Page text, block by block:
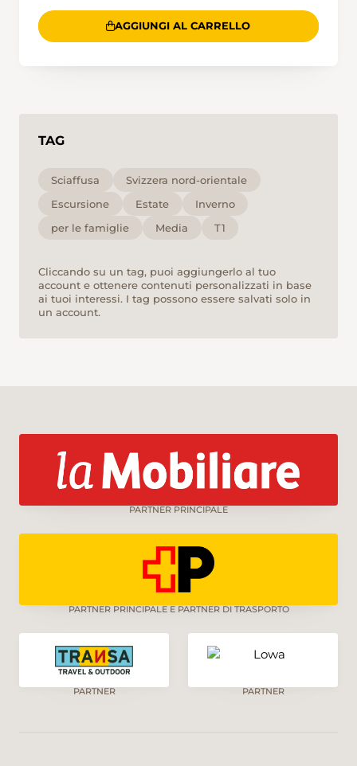
AGGIUNGI AL CARRELLO
TAG
Sciaffusa
Svizzera nord-orientale
Escursione
Estate
Inverno
per le famiglie
Media T1
Cliccando su un tag, puoi aggiungerlo al tuo
account e ottenere contenuti personalizzati in base
ai tuoi interessi. I tag possono essere salvati solo in
un account.
PARTNER PRINCIPALE
PARTNER PRINCIPALE E PARTNER DI TRASPORTO
PARTNER PARTNER